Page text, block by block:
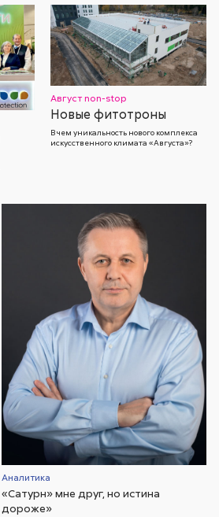
Август non-stop
Новые фитотроны
В чем уникальность нового комплекса
искусственного климата «Августа»?
Аналитика
«Сатурн» мне друг, но истина
дороже»